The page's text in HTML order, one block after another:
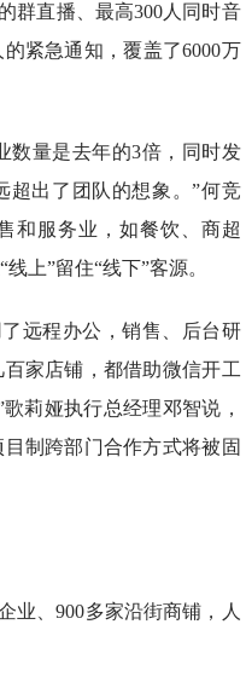
群直播、最高300人同时音
紧急通知，覆盖了6000万
数量是去年的3倍，同时发
超出了团队的想象。”何竞
和服务业，如餐饮、商超
上”留住“线下”客源。
远程办公，销售、后台研
家店铺，都借助微信开工
莉娅执行总经理邓智说，
制跨部门合作方式将被固
业、900多家沿街商铺，人